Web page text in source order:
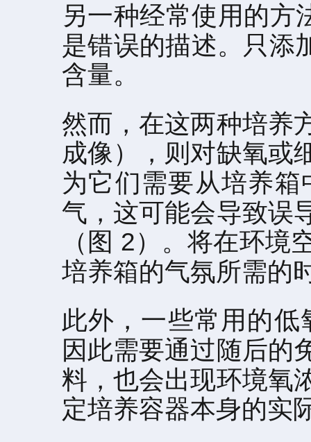
另一种经常使用的方
是错误的描述。只添
含量。
然而，在这两种培养
成像），则对缺氧或
为它们需要从培养
气，这可能会导致误
（图 2）。将在环
培养箱的气氛所需的
此外，一些常用的
因此需要通过随后的
料，也会出现环境氧
定培养容器本身的实